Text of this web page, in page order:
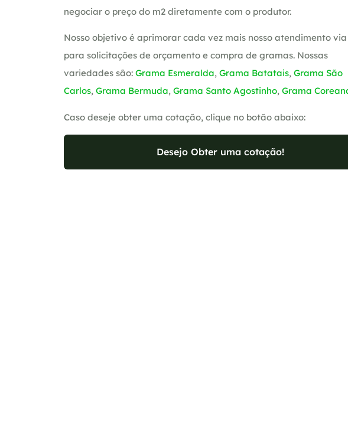
negociar o preço do m2 diretamente com o produtor.
Nosso objetivo é aprimorar cada vez mais nosso atendimento
para solicitações de orçamento e compra de gramas. Nossas
variedades são: Grama Esmeralda, Grama Batatais, Grama São
Carlos, Grama Bermuda, Grama Santo Agostinho, Grama
Caso deseje obter uma cotação, clique no botão abaixo:
Desejo Obter uma cotação!